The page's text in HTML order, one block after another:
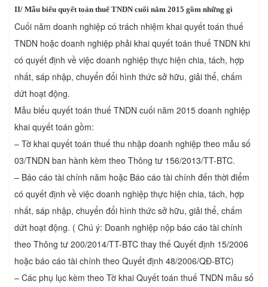
II/ Mẫu biểu quyết toán thuế TNDN cuối năm 2015 gồm những gì
Cuối năm doanh nghiệp có trách nhiệm khai quyết toán thuế
TNDN hoặc doanh nghiệp phải khai quyết toán thuế TNDN khi
có quyết định về việc doanh nghiệp thực hiện chia, tách, hợp
nhất, sáp nhập, chuyển đổi hình thức sở hữu, giải thể, chấm
dứt hoạt động.
Mẫu biểu quyết toán thuế TNDN cuối năm 2015 doanh nghiệp
khai quyết toán gồm:
– Tờ khai quyết toán thuế thu nhập doanh nghiệp theo mẫu số
03/TNDN ban hành kèm theo Thông tư 156/2013/TT-BTC.
– Báo cáo tài chính năm hoặc Báo cáo tài chính đến thời điểm
có quyết định về việc doanh nghiệp thực hiện chia, tách, hợp
nhất, sáp nhập, chuyển đổi hình thức sở hữu, giải thể, chấm
dứt hoạt động. ( Chú ý: Doanh nghiệp nộp báo cáo tài chính
theo Thông tư 200/2014/TT-BTC thay thế Quyết định 15/2006
hoặc báo cáo tài chính theo Quyết định 48/2006/QĐ-BTC)
– Các phụ lục kèm theo Tờ khai Quyết toán thuế TNDN mẫu số